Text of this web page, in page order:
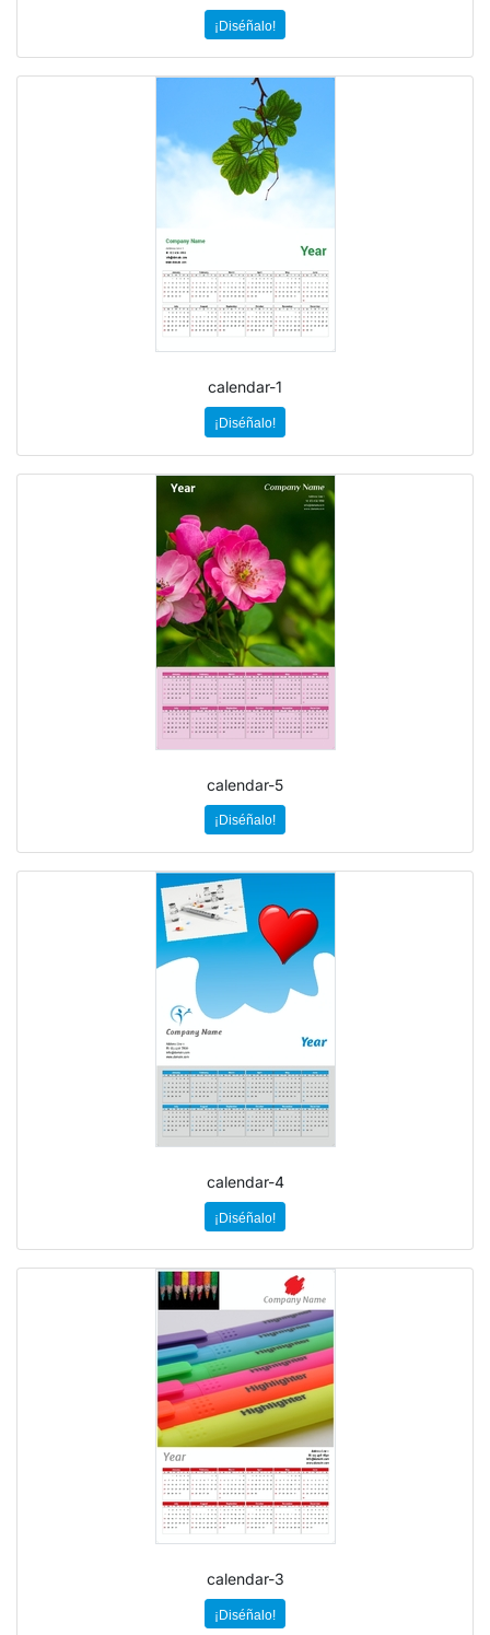
¡Diséñalo!
calendar-1
¡Diséñalo!
calendar-5
¡Diséñalo!
calendar-4
¡Diséñalo!
calendar-3
¡Diséñalo!